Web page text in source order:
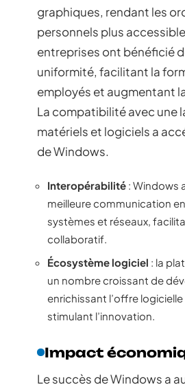
graphiques, rendant les
personnels plus
entreprises ont bénéficié
uniformité, facilitant la
employés et augmentant
La compatibilité avec une
matériels et logiciels a
de Windows.
Interopérabilité : Windows
meilleure communication
systèmes et réseaux,
collaboratif.
Écosystème logiciel : la
un nombre croissant de
enrichissant l’offre
stimulant l’innovation.
Impact
Le succès de Windows a